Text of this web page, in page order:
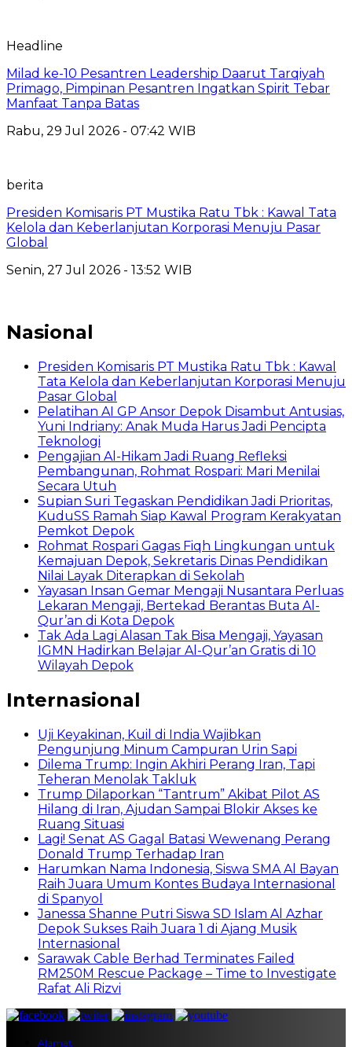
Headline
Milad ke-10 Pesantren Leadership Daarut Tarqiyah
Primago, Pimpinan Pesantren Ingatkan Spirit Tebar
Manfaat Tanpa Batas
Rabu, 29 Jul 2026 - 07:42 WIB
berita
Presiden Komisaris PT Mustika Ratu Tbk : Kawal Tata
Kelola dan Keberlanjutan Korporasi Menuju Pasar
Global
Senin, 27 Jul 2026 - 13:52 WIB
Nasional
Presiden Komisaris PT Mustika Ratu Tbk : Kawal
Tata Kelola dan Keberlanjutan Korporasi Menuju
Pasar Global
Pelatihan AI GP Ansor Depok Disambut Antusias,
Yuni Indriany: Anak Muda Harus Jadi Pencipta
Teknologi
Pengajian Al-Hikam Jadi Ruang Refleksi
Pembangunan, Rohmat Rospari: Mari Menilai
Secara Utuh
Supian Suri Tegaskan Pendidikan Jadi Prioritas,
KuduSS Ramah Siap Kawal Program Kerakyatan
Pemkot Depok
Rohmat Rospari Gagas Fiqh Lingkungan untuk
Kemajuan Depok, Sekretaris Dinas Pendidikan
Nilai Layak Diterapkan di Sekolah
Yayasan Insan Gemar Mengaji Nusantara Perluas
Lekaran Mengaji, Bertekad Berantas Buta Al-
Qur’an di Kota Depok
Tak Ada Lagi Alasan Tak Bisa Mengaji, Yayasan
IGMN Hadirkan Belajar Al-Qur’an Gratis di 10
Wilayah Depok
Internasional
Uji Keyakinan, Kuil di India Wajibkan
Pengunjung Minum Campuran Urin Sapi
Dilema Trump: Ingin Akhiri Perang Iran, Tapi
Teheran Menolak Takluk
Trump Dilaporkan “Tantrum” Akibat Pilot AS
Hilang di Iran, Ajudan Sampai Blokir Akses ke
Ruang Situasi
Lagi! Senat AS Gagal Batasi Wewenang Perang
Donald Trump Terhadap Iran
Harumkan Nama Indonesia, Siswa SMA Al Bayan
Raih Juara Umum Kontes Budaya Internasional
di Spanyol
Janessa Shanne Putri Siswa SD Islam Al Azhar
Depok Sukses Raih Juara 1 di Ajang Musik
Internasional
Sarawak Cable Berhad Terminates Failed
RM250M Rescue Package – Time to Investigate
Rafat Ali Rizvi
Alamat